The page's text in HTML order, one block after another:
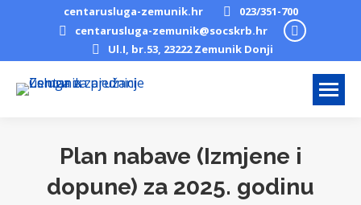
centarusluga-zemunik.hr
023/351-700
centarusluga-zemunik@socskrb.hr
Facebook
opens
Ul.I, br.53, 23222 Zemunik Donji
Plan nabave (Izmjene i
dopune) za 2025. godinu